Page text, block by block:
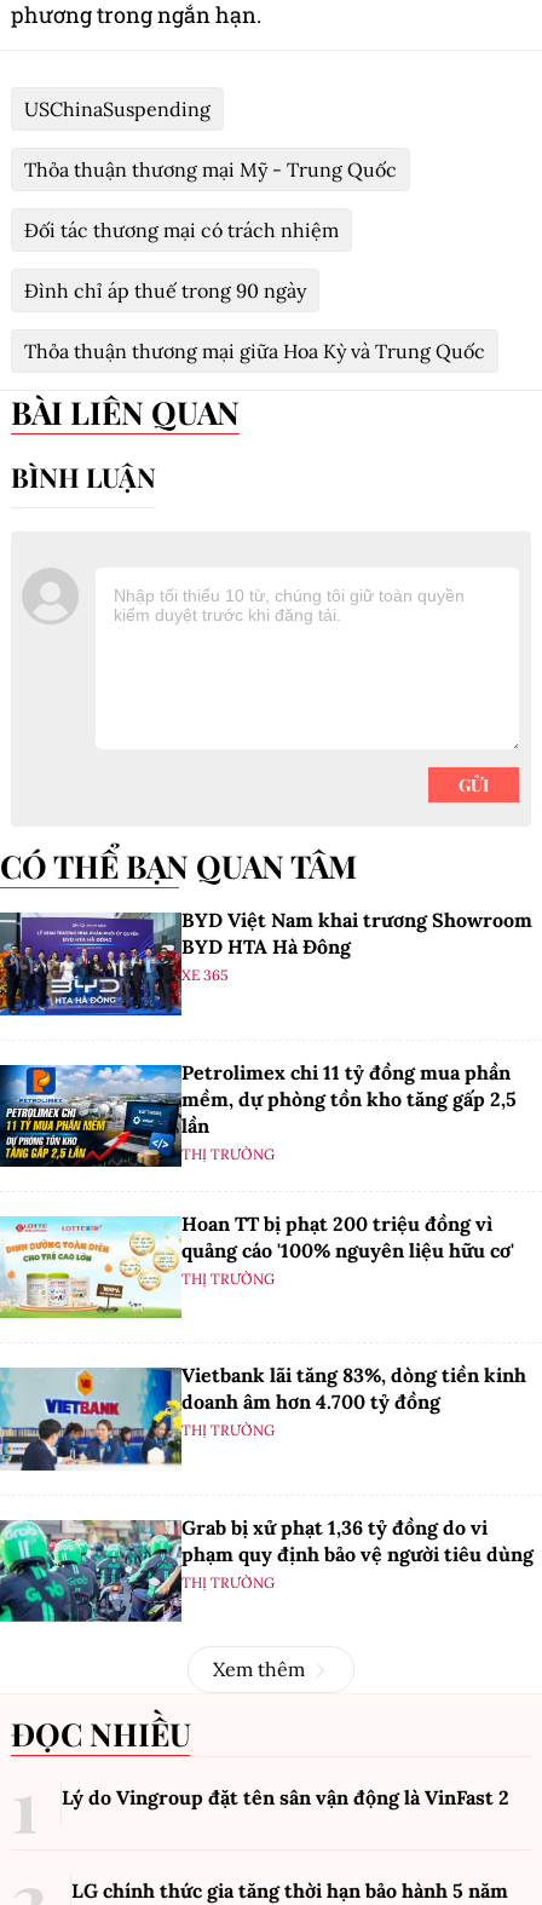
phương trong ngắn hạn.
USChinaSuspending
Thỏa thuận thương mại Mỹ - Trung Quốc
Đối tác thương mại có trách nhiệm
Đình chỉ áp thuế trong 90 ngày
Thỏa thuận thương mại giữa Hoa Kỳ và Trung Quốc
BÀI LIÊN QUAN
CÓ THỂ BẠN QUAN TÂM
BYD Việt Nam khai trương Showroom
BYD HTA Hà Đông
XE 365
Petrolimex chi 11 tỷ đồng mua phần
mềm, dự phòng tồn kho tăng gấp 2,5
lần
THỊ TRƯỜNG
Hoan TT bị phạt 200 triệu đồng vì
quảng cáo '100% nguyên liệu hữu cơ'
THỊ TRƯỜNG
Vietbank lãi tăng 83%, dòng tiền kinh
doanh âm hơn 4.700 tỷ đồng
THỊ TRƯỜNG
Grab bị xử phạt 1,36 tỷ đồng do vi
phạm quy định bảo vệ người tiêu dùng
THỊ TRƯỜNG
Xem thêm
ĐỌC NHIỀU
Lý do Vingroup đặt tên sân vận động là VinFast 2
LG chính thức gia tăng thời hạn bảo hành 5 năm